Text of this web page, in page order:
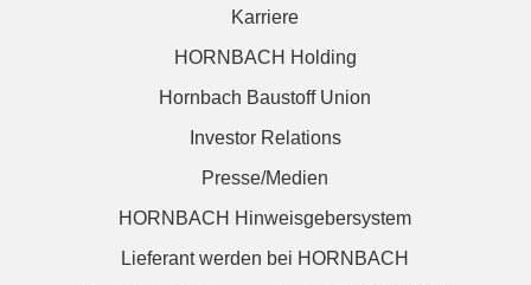
Karriere
HORNBACH Holding
Hornbach Baustoff Union
Investor Relations
Presse/Medien
HORNBACH Hinweisgebersystem
Lieferant werden bei HORNBACH